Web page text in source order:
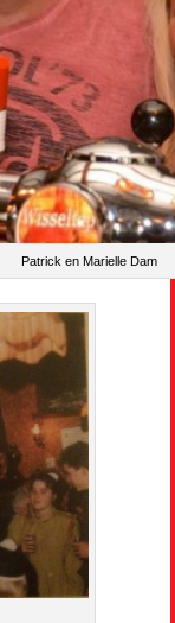
Patrick en Marielle Dam